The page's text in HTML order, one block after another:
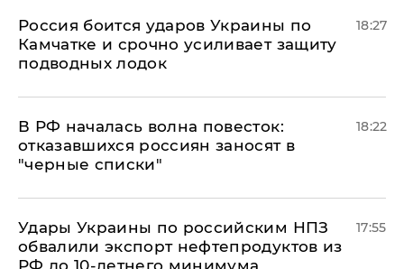
Россия боится ударов Украины по
Камчатке и срочно усиливает защиту
подводных лодок
18:27
​В РФ началась волна повесток:
отказавшихся россиян заносят в
"черные списки"
18:22
Удары Украины по российским НПЗ
обвалили экспорт нефтепродуктов из
РФ до 10-летнего минимума
17:55